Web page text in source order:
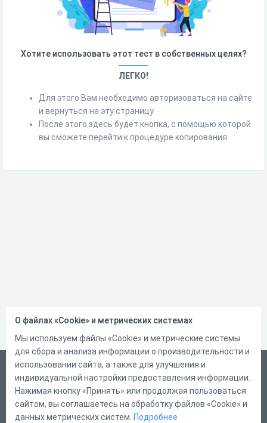
Хотите использовать этот тест в собственных целях?
ЛЕГКО!
Для этого Вам необходимо авторизоваться на сайте
и вернуться на эту страницу.
После этого здесь будет кнопка, с помощью которой
вы сможете перейти к процедуре копирования.
Русский
Справка
Форма обратной связи
О файлах «Cookie» и метрических системах
Мы используем файлы «Cookie» и метрические системы
для сбора и анализа информации о производительности и
использовании сайта, а также для улучшения и
индивидуальной настройки предоставления информации.
Нажимая кнопку «Принять» или продолжая пользоваться
сайтом, вы соглашаетесь на обработку файлов «Cookie» и
данных метрических систем. Подробнее